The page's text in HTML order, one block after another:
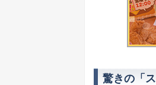
驚きの「